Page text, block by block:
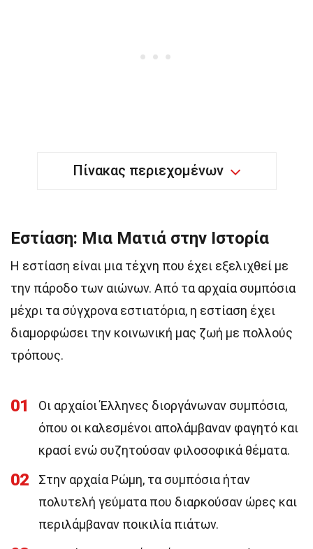
Πίνακας περιεχομένων
Εστίαση: Μια Ματιά στην Ιστορία
Η εστίαση είναι μια τέχνη που έχει εξελιχθεί με
την πάροδο των αιώνων. Από τα αρχαία συμπόσια
μέχρι τα σύγχρονα εστιατόρια, η εστίαση έχει
διαμορφώσει την κοινωνική μας ζωή με πολλούς
τρόπους.
01
Οι αρχαίοι Έλληνες διοργάνωναν συμπόσια,
όπου οι καλεσμένοι απολάμβαναν φαγητό και
κρασί ενώ συζητούσαν φιλοσοφικά θέματα.
02
Στην αρχαία Ρώμη, τα συμπόσια ήταν
πολυτελή γεύματα που διαρκούσαν ώρες και
περιλάμβαναν ποικιλία πιάτων.